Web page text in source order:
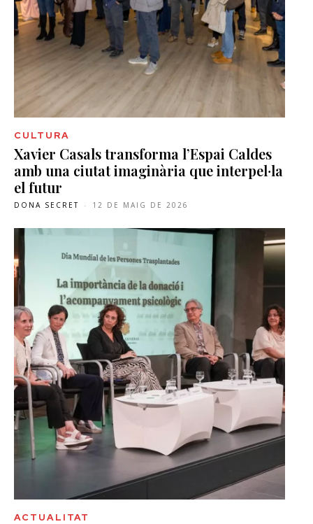
CULTURA
Xavier Casals transforma l’Espai Caldes
amb una ciutat imaginària que interpel·la
el futur
DONA SECRET - 12 DE MAIG DE 2026
ACTUALITAT